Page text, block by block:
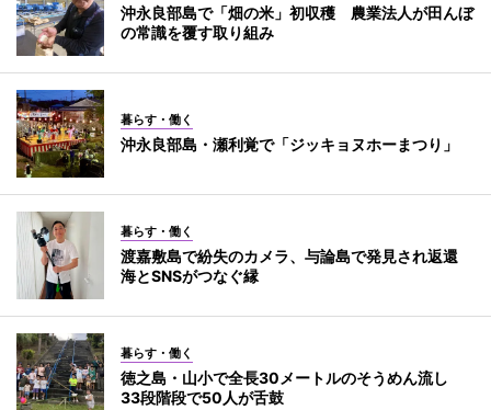
沖永良部島で「畑の米」初収穫 農業法人が田んぼ
の常識を覆す取り組み
暮らす・働く
沖永良部島・瀬利覚で「ジッキョヌホーまつり」
暮らす・働く
渡嘉敷島で紛失のカメラ、与論島で発見され返還
海とSNSがつなぐ縁
暮らす・働く
徳之島・山小で全長30メートルのそうめん流し
33段階段で50人が舌鼓